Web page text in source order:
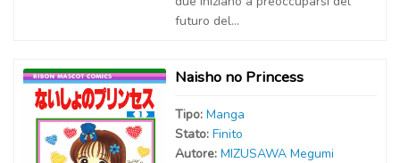
futuro del...
Naisho no Princess
Tipo: Manga
Stato: Finito
Autore: MIZUSAWA Megumi